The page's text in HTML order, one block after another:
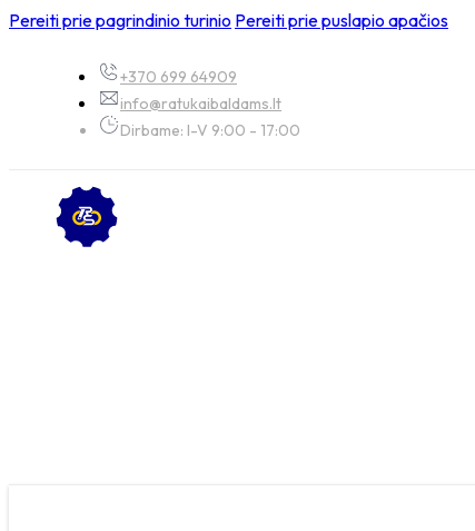
Pereiti prie pagrindinio turinio Pereiti prie puslapio apačios
+370 699 64909
info@ratukaibaldams.lt
Dirbame: I-V 9:00 - 17:00